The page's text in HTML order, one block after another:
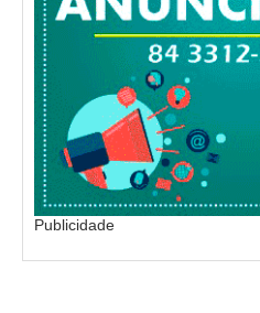
Publicidade